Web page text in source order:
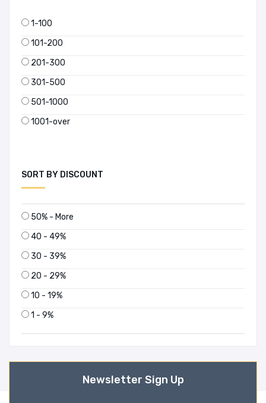
1-100
101-200
201-300
301-500
501-1000
1001-over
SORT BY DISCOUNT
50% - More
40 - 49%
30 - 39%
20 - 29%
10 - 19%
1 - 9%
Newsletter Sign Up